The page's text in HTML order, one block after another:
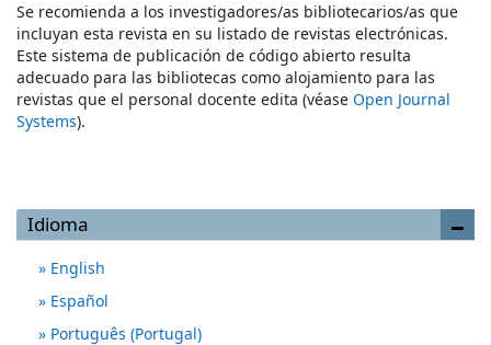
Se recomienda a los investigadores/as bibliotecarios/as que
incluyan esta revista en su listado de revistas electrónicas.
Este sistema de publicación de código abierto resulta
adecuado para las bibliotecas como alojamiento para las
revistas que el personal docente edita (véase Open Journal
Systems).
Idioma
English
Español
Português (Portugal)